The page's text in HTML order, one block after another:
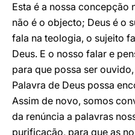
Esta é a nossa concepção
não é o objecto; Deus é o
fala na teologia, o sujeito
Deus. E o nosso falar e
para que possa ser
Palavra de Deus possa
Assim de novo, somos
da renúncia a palavras
purificação, para que as